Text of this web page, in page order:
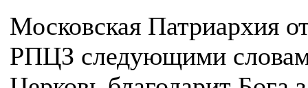
Московская Патриархия
РПЦЗ следующими